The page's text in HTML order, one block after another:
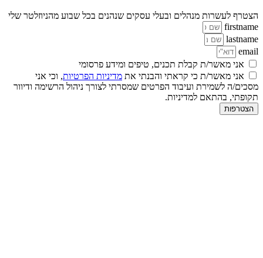
הצטרף לעשרות מנהלים ובעלי עסקים שנהנים בכל שבוע מהניוזלטר שלי
firstname
lastname
email
אני מאשר/ת קבלת תכנים, טיפים ומידע פרסומי
אני מאשר/ת כי קראתי והבנתי את מדיניות הפרטיות, וכי אני
מסכים/ה לשמירת ועיבוד הפרטים שמסרתי לצורך ניהול הרשימה ודיוור
תקופתי, בהתאם למדיניות.
הצטרפות